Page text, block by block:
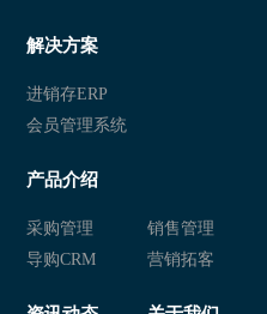
新零售商城 行业
新零售 衣盈易
新零售 衣盈易
解决方案
进销存ERP
会员管理系统
产品介绍
采购管理 销售管理
导购CRM
营销拓客